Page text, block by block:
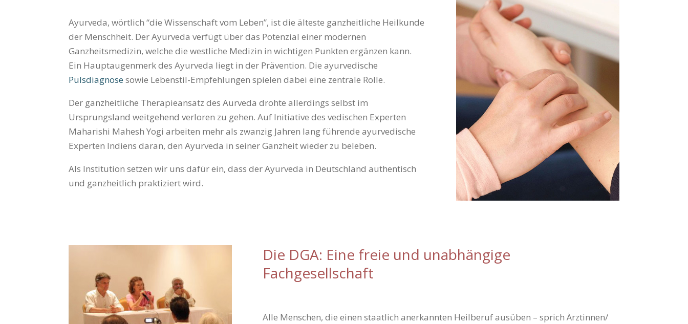
Ayurveda, wörtlich “die Wissenschaft vom Leben”, ist die älteste ganzheitliche Heilkunde
der Menschheit. Der Ayurveda verfügt über das Potenzial einer modernen
Ganzheitsmedizin, welche die westliche Medizin in wichtigen Punkten ergänzen kann.
Ein Hauptaugenmerk des Ayurveda liegt in der Prävention. Die ayurvedische
Pulsdiagnosesowie Lebenstil-Empfehlungen spielen dabei eine zentrale Rolle.
Der ganzheitliche Therapieansatz des Aurveda drohte allerdings selbst im
Ursprungsland weitgehend verloren zu gehen. Auf Initiative des vedischen Experten
Maharishi Mahesh Yogi arbeiten mehr als zwanzig Jahren lang führende ayurvedische
Experten Indiens daran, den Ayurveda in seiner Ganzheit wieder zu beleben.
Als Institution setzen wir uns dafür ein, dass der Ayurveda in Deutschland authentisch
und ganzheitlich praktiziert wird.
Die DGA: Eine freie und unabhängige
Fachgesellschaft
Alle Menschen, die einen staatlich anerkannten Heilberuf ausüben – sprich Ärztinnen/